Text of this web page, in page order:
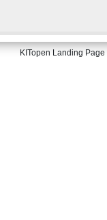
KITopen Landing Page